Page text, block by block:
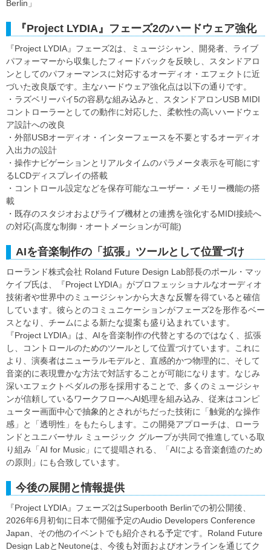
Berlin」
『Project LYDIA』フェーズ2のハードウェア強化
『Project LYDIA』フェーズ2は、ミュージシャン、開発者、ライブ
パフォーマーから収集したフィードバックを反映し、スタンドアロ
ンとしてのパフォーマンスに対応するオーディオ・エフェクトに近
づいた改良版です。主なハードウェア強化点は以下の通りです。
・ラズベリーパイ5の容易な組み込みと、スタンドアロンUSB MIDI
コントローラーとしての動作に対応した、柔軟性の高いハードウェ
ア設計への改良
・外部USBオーディオ・インターフェースを不要とするオーディオ
入出力の設計
・操作ナビゲーションとリアルタイムのパラメータ表示を可能にす
るLCDディスプレイの搭載
・コントロール設定などを保存可能なユーザー・メモリー機能の搭
載
・既存のスタジオおよびライブ機材との連携を強化するMIDI接続へ
の対応(高度な制御・オートメーションが可能)
AIを音楽制作の「拡張」ツールとして位置づけ
ローランド株式会社 Roland Future Design Lab部長のポール・マッ
ケイブ氏は、『Project LYDIA』がプロフェッショナルなオーディオ
技術者や世界中のミュージシャンから大きな反響を得ていると確信
しています。彼らとのコミュニケーションがフェーズ2を形作るベー
スとなり、チームによる新たな提案も盛り込まれています。
『Project LYDIA』は、AIを音楽制作の代替とするのではなく、拡張
し、コントロールのためのツールとして位置づけています。これに
より、演奏者はニューラルモデルと、直感的かつ物理的に、そして
音楽的に表現豊かな方法で対話することが可能になります。なじみ
深いエフェクトペダルの形を採用することで、多くのミュージシャ
ンが信頼しているワークフローへAI処理を組み込み、従来はコンピ
ューター画面中心で抽象的とされがちだった技術に「触覚的な操作
感」と「透明性」をもたらします。この開発アプローチは、ローラ
ンドとユニバーサル ミュージック グループが共同で推進している取
り組み「AI for Music」にて提唱される、「AIによる音楽創造のため
の原則」にも合致しています。
今後の展開と情報提供
『Project LYDIA』フェーズ2はSuperbooth Berlinでの初公開後、
2026年6月初旬に日本で開催予定のAudio Developers Conference
Japan、その他のイベントでも紹介される予定です。Roland Future
Design LabとNeutoneは、今後も対面およびオンラインを通じてク